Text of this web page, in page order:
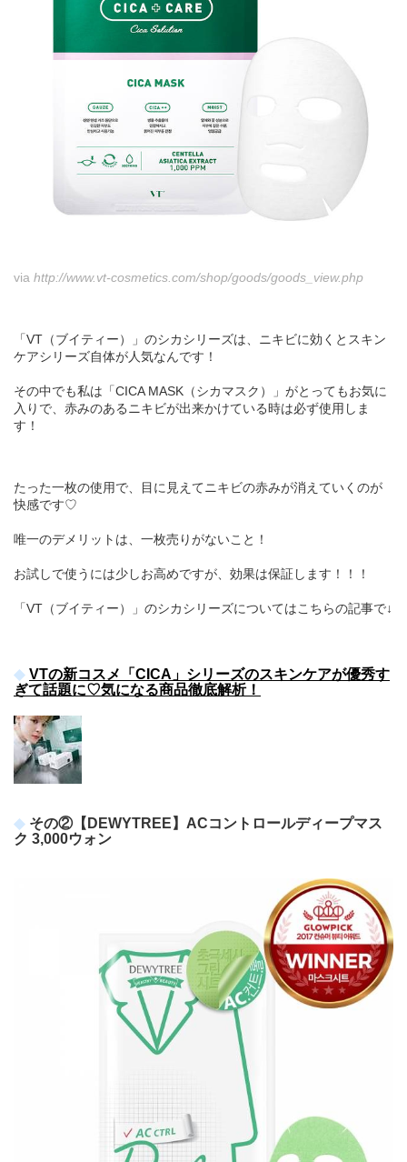
via http://www.vt-cosmetics.com/shop/goods/goods_view.php
「VT（ブイティー）」のシカシリーズは、ニキビに効くとスキン
ケアシリーズ自体が人気なんです！
その中でも私は「CICA MASK（シカマスク）」がとってもお気に
入りで、赤みのあるニキビが出来かけている時は必ず使用しま
す！
たった一枚の使用で、目に見えてニキビの赤みが消えていくのが
快感です♡
唯一のデメリットは、一枚売りがないこと！
お試しで使うには少しお高めですが、効果は保証します！！！
「VT（ブイティー）」のシカシリーズについてはこちらの記事で↓
VTの新コスメ「CICA」シリーズのスキンケアが優秀す
ぎて話題に♡気になる商品徹底解析！
その②【DEWYTREE】ACコントロールディープマス
ク 3,000ウォン